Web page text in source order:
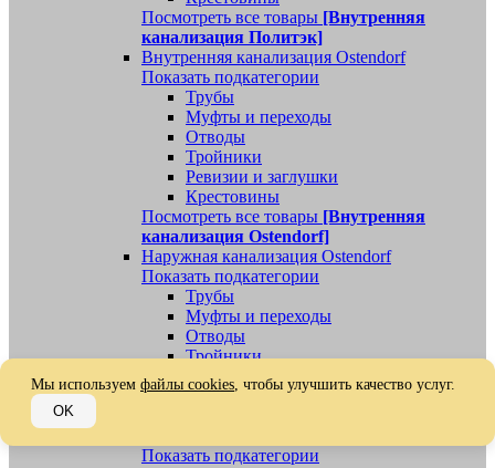
Посмотреть все товары [Внутренняя
канализация Политэк]
Внутренняя канализация Ostendorf
Показать подкатегории
Трубы
Муфты и переходы
Отводы
Тройники
Ревизии и заглушки
Крестовины
Посмотреть все товары [Внутренняя
канализация Ostendorf]
Наружная канализация Ostendorf
Показать подкатегории
Трубы
Муфты и переходы
Отводы
Тройники
Ревизии, заглушки, обратные клапаны
Посмотреть все товары[Наружная
Показать подкатегории
Мы используем файлы cookies, чтобы улучшить качество услуг.
OK